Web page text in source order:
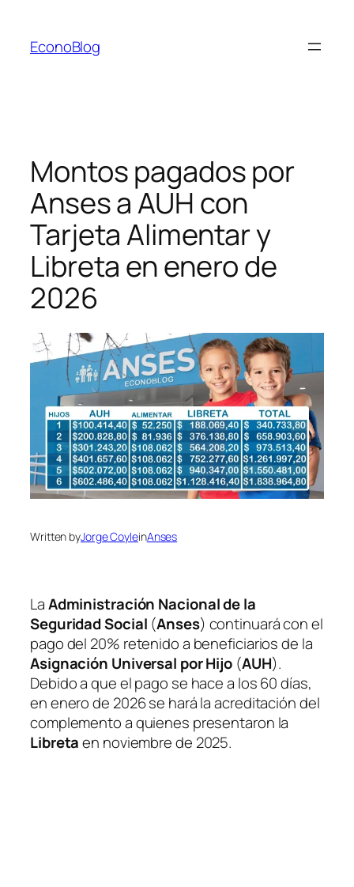
contenido
EconoBlog
Montos pagados por
Anses a AUH con
Tarjeta Alimentar y
Libreta en enero de
2026
Written byJorge CoyleinAnses
LaAdministración Nacional de la
Seguridad Social (Anses) continuará con el
pago del 20% retenido a beneficiarios de la
Asignación Universal por Hijo (AUH).
Debido a que el pago se hace a los 60 días,
en enero de 2026 se hará la acreditación del
complemento a quienes presentaron la
Libretaen noviembre de 2025.